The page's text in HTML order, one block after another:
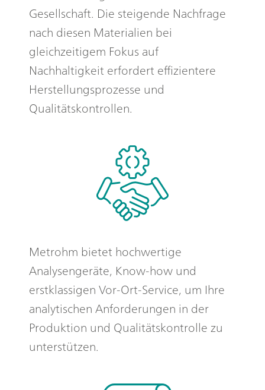
Gesellschaft. Die steigende Nachfrage
nach diesen Materialien bei
gleichzeitigem Fokus auf
Nachhaltigkeit erfordert effizientere
Herstellungsprozesse und
Qualitätskontrollen.
Metrohm bietet hochwertige
Analysengeräte, Know-how und
erstklassigen Vor-Ort-Service, um Ihre
analytischen Anforderungen in der
Produktion und Qualitätskontrolle zu
unterstützen.